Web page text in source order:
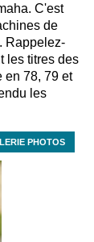
C'est
de
Rappelez-
les titres des
en 78, 79 et
les
PHOTOS